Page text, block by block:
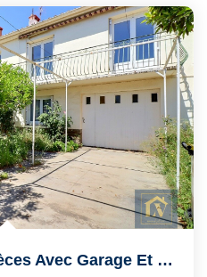
A Vendre Maison 5 Pièces Avec Garage Et Jardin